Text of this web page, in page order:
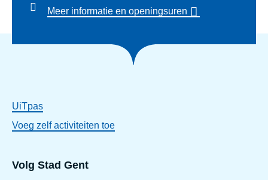
Meer informatie en openingsuren
UiTpas
Voeg zelf activiteiten toe
Volg Stad Gent